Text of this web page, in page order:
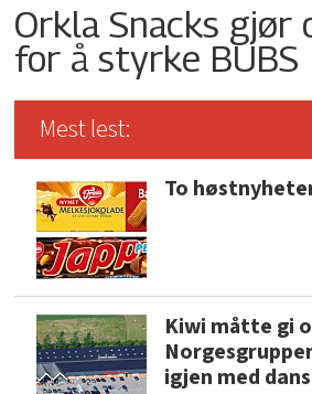
Orkla Snacks gjør
for å styrke BUBS
Mest lest:
To
Kiwi måtte gi
igjen med